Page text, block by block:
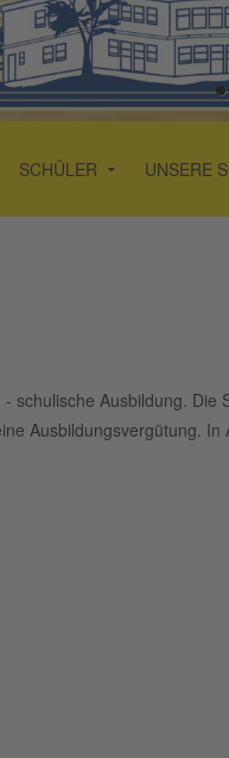
SCHÜLER UNSERE
Ausbildung. Die
Ausbildungsvergütung.